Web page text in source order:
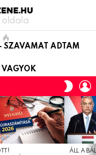
oldala
SZAVAMAT ADTAM
VAGYOK
SKIN
ÁLL A